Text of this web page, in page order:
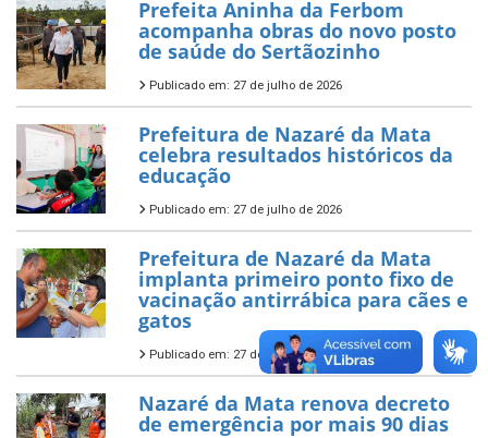
Prefeita Aninha da Ferbom
acompanha obras do novo posto
de saúde do Sertãozinho
Publicado em: 27 de julho de 2026
Prefeitura de Nazaré da Mata
celebra resultados históricos da
educação
Publicado em: 27 de julho de 2026
Prefeitura de Nazaré da Mata
implanta primeiro ponto fixo de
vacinação antirrábica para cães e
gatos
Publicado em: 27 de julho de 2026
Nazaré da Mata renova decreto
de emergência por mais 90 dias